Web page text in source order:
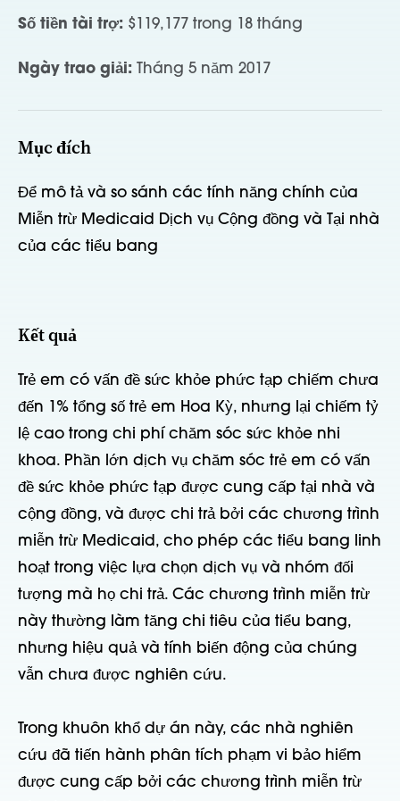
Số tiền tài trợ: $119,177 trong 18 tháng
Ngày trao giải: Tháng 5 năm 2017
Mục đích
Để mô tả và so sánh các tính năng chính của
Miễn trừ Medicaid Dịch vụ Cộng đồng và Tại nhà
của các tiểu bang
Kết quả
Trẻ em có vấn đề sức khỏe phức tạp chiếm chưa
đến 1% tổng số trẻ em Hoa Kỳ, nhưng lại chiếm tỷ
lệ cao trong chi phí chăm sóc sức khỏe nhi
khoa. Phần lớn dịch vụ chăm sóc trẻ em có vấn
đề sức khỏe phức tạp được cung cấp tại nhà và
cộng đồng, và được chi trả bởi các chương trình
miễn trừ Medicaid, cho phép các tiểu bang linh
hoạt trong việc lựa chọn dịch vụ và nhóm đối
tượng mà họ chi trả. Các chương trình miễn trừ
này thường làm tăng chi tiêu của tiểu bang,
nhưng hiệu quả và tính biến động của chúng
vẫn chưa được nghiên cứu.
Trong khuôn khổ dự án này, các nhà nghiên
cứu đã tiến hành phân tích phạm vi bảo hiểm
được cung cấp bởi các chương trình miễn trừ